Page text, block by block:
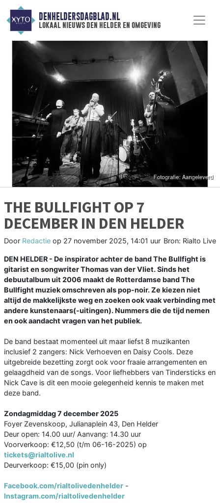
DENHELDERSDAGBLAD.NL
lokaal nieuws den helder en omgeving
THE BULLFIGHT OP 7
DECEMBER IN DEN HELDER
Door Redactie op 27 november 2025, 14:01 uur Bron: Rialto Live
DEN HELDER - De inspirator achter de band The Bullfight is
gitarist en songwriter Thomas van der Vliet. Sinds het
debuutalbum uit 2006 maakt de Rotterdamse band The
Bullfight muziek omschreven als pop-noir. Ze kiezen niet
altijd de makkelijkste weg en zoeken ook vaak verbinding met
andere kunstenaars(-uitingen). Nummers die de tijd nemen
en ook aandacht vragen van het publiek.
De band bestaat momenteel uit maar liefst 8 muzikanten
inclusief 2 zangers: Nick Verhoeven en Daisy Cools. Deze
uitgebreide bezetting zorgt ook voor fraaie arrangementen en
gelaagdheid van de songs. Voor liefhebbers van Tindersticks en
Nick Cave is dit een mooie gelegenheid kennis te maken met
deze band.
Zondagmiddag 7 december 2025
Foyer Zevenskoop, Julianaplein 43, Den Helder
Deur open: 14.00 uur/ Aanvang: 14.30 uur
Voorverkoop: €12,50 (t/m 06-16-2025) op
tickets@rialtolive.nl
Deurverkoop: €15,00 (pin only)
Facebook.com/rialtolivedenhelder -
Instagram.com/rialtolivedenhelder